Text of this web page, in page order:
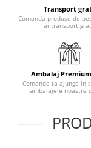
Transport
Comanda produse de
ai transport
Ambalaj
Comanda ta ajunge in
ambalajele noastre